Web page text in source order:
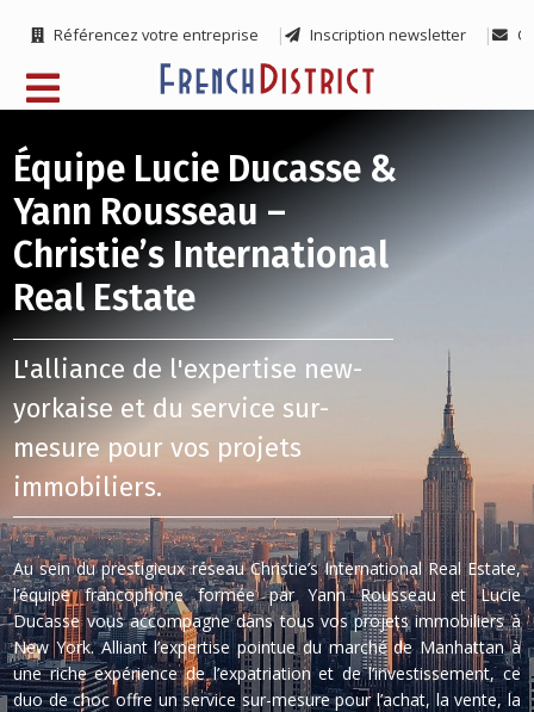
Référencez votre entreprise Inscription newsletter
Équipe Lucie Ducasse &
Yann Rousseau –
Christie’s International
Real Estate
L'alliance de l'expertise new-
yorkaise et du service sur-
mesure pour vos projets
immobiliers.
Au sein du prestigieux réseau Christie’s International Real Estate,
l’équipe francophone formée par Yann Rousseau et Lucie
Ducasse vous accompagne dans tous vos projets immobiliers à
New York. Alliant l’expertise pointue du marché de Manhattan à
une riche expérience de l’expatriation et de l’investissement, ce
duo de choc offre un service sur-mesure pour l’achat, la vente, la